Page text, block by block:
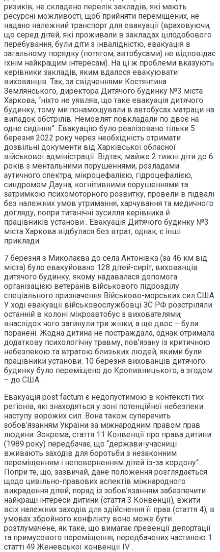
ризиків, не складено перелік закладів, які мають
ресурсні можливості, щоб прийняти переміщених, не
надано належний транспорт для евакуації (враховуючи,
що серед дітей, які проживали в закладах цілодобового
перебування, були діти з інвалідністю, евакуація в
загальному порядку (потягом, автобусами) не відповідає
їхнім найкращим інтересам). На ці ж проблеми вказують
керівники закладів, яким вдалося евакуювати
вихованців. Так, за свідченнями Костянтина
Землянського, директора Дитячого будинку №3 міста
Харкова, “ніхто не уявляв, що таке евакуація дитячого
будинку, тому ми понамощували в автобусах матраци на
випадок обстрілів. Немовлят повкладали по двоє на
одне сидіння”. Евакуацію було реалізовано тільки 5
березня 2022 року через необхідність отримати
дозвільні документи від Харківської обласної
військової адміністрації. Відтак, майже 2 тижні діти до 6
років з ментальними порушеннями, розладами
аутичного спектра, мікроцефалією, гідроцефалією,
синдромом Дауна, когнітивними порушеннями та
затримкою психомоторного розвитку, провели в підвалі
без належних умов утримання, харчування та медичного
догляду, попри титанічні зусилля керівника й
працівників установи . Евакуація Дитячого будинку №3
міста Харкова відбулася без втрат, однак, є інші
приклади.
7 березня з Миколаєва до села Антонівка (за 46 км від
міста) було евакуйовано 128 дітей-сиріт, вихованців
дитячого будинку, якому надавалася допомога
організацією ветеранів військового підрозділу
спеціального призначення Військово-морських сил США.
У ході евакуації військовослужбовці ЗС РФ розстріляли
останній в колоні мікроавтобус з вихователями,
внаслідок чого загинули три жінки, а ще двоє – були
поранені. Жодна дитина не постраждала, однак отримала
додаткову психологічну травму, пов’язану із критичною
небезпекою та втратою близьких людей, якими були
працівники установи. 10 березня вихованців дитячого
будинку було переміщено до Кропивницького, а згодом
– до США .
Евакуація post factum є недопустимою в контексті тих
регіонів, які знаходяться у зоні потенційної небезпеки
наступу ворожих сил. Вона також суперечить
зобов’язанням України за міжнародним правом прав
людини. Зокрема, стаття 11 Конвенції про права дитини
(1989 року) передбачає, що “держави-учасниці
вживають заходів для боротьби з незаконним
переміщенням і неповерненням дітей із-за кордону”.
Попри те, що, зазвичай, дане положення розглядається
щодо цивільно-правових аспектів міжнародного
викрадення дітей, поряд із зобов’язанням забезпечити
найкращі інтереси дитини (стаття 3 Конвенції), вжити
всіх належних заходів для здійснення її прав (стаття 4), в
умовах збройного конфлікту воно може бути
розтлумачене, як таке, що вимагає превенції депортації
та примусового переміщення, передбачених частиною 1
статті 49 Женевської конвенції IV .